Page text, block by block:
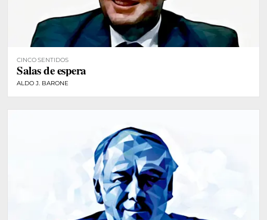
CINCO SENTIDOS
Salas de espera
ALDO J. BARONE